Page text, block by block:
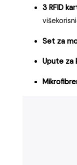
3 RFID
Set za
Upute za